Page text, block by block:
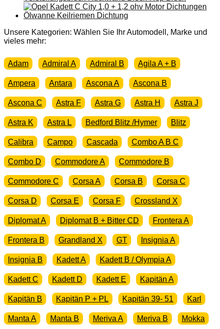
Unsere Kategorien: Wählen Sie Ihr Automodell, Marke und
vieles mehr:
Adam Admiral A Admiral B Agila A + B
Ampera Antara Ascona A Ascona B
Ascona C Astra F Astra G Astra H Astra J
Astra K Astra L Bedford Blitz /Hymer Blitz
Calibra Campo Cascada Combo A B C
Combo D Commodore A Commodore B
Commodore C Corsa A Corsa B Corsa C
Corsa D Corsa E Corsa F Crossland X
Diplomat A Diplomat B + Bitter CD Frontera A
Frontera B Grandland X GT Insignia A
Insignia B Kadett A Kadett B / Olympia A
Kadett C Kadett D Kadett E Kapitän A
Kapitän B Kapitän P + PL Kapitän 39- 51 Karl
Manta A Manta B Meriva A Meriva B Mokka